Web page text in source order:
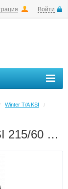
Войти
Winter T/A KSI
/
BFGoodrich Winter T/A KSI 215/60 R17 96T